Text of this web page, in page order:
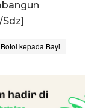
kepada Bayi